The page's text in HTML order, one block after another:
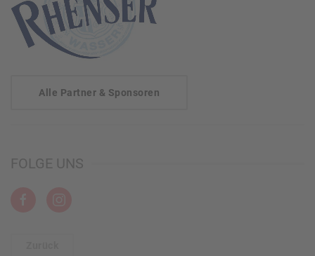
Alle Partner & Sponsoren
FOLGE UNS